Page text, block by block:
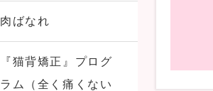
肉ばなれ
『猫背矯正』プログ
ラム（全く痛くない